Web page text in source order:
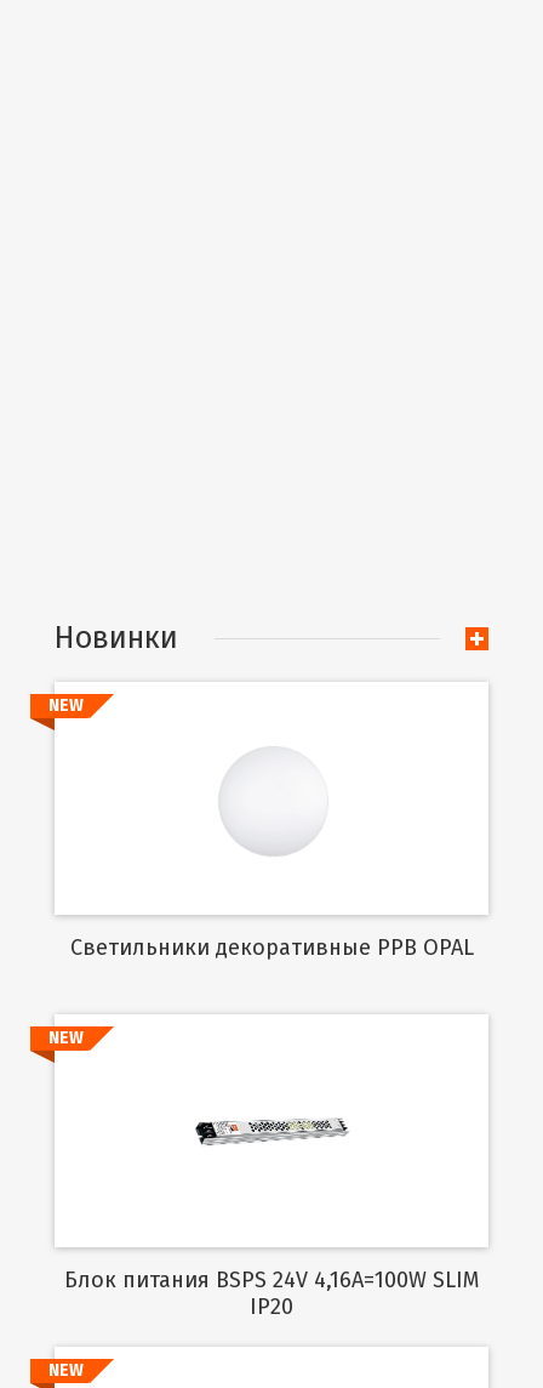
Новинки
NEW
Cветильники декоративные PPB OPAL
Подробнее
NEW
Блок питания BSPS 24V 4,16A=100W SLIM
IP20
NEW